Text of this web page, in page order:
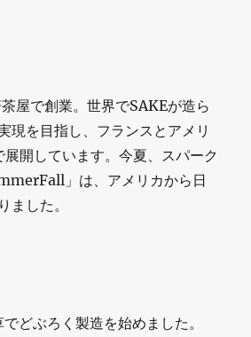
屋で創業。世界でSAKEが造ら
現を目指し、フランスとアメリ
展開しています。今夏、スパーク
」は、アメリカから日
ました。
どぶろく製造を始めました。